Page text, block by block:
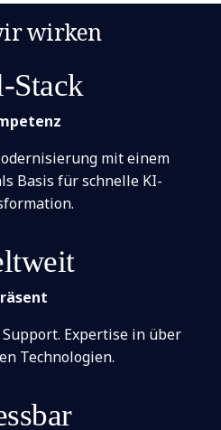
wirken
Stack
mit einem
Basis für schnelle KI-
Expertise in über
Technologien.